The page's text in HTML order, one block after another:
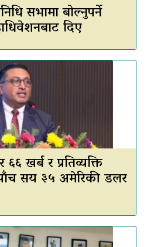
सभामा बोल्नुपर्ने
दिए
खर्ब र प्रतिव्यक्ति
सय ३५ अमेरिकी डलर